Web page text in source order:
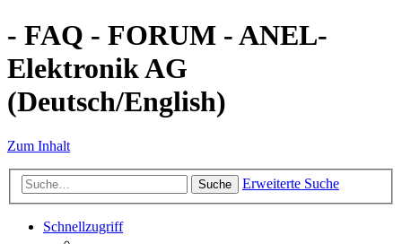
- FAQ - FORUM - ANEL-
Elektronik AG
(Deutsch/English)
Zum Inhalt
Suche Erweiterte Suche
Schnellzugriff